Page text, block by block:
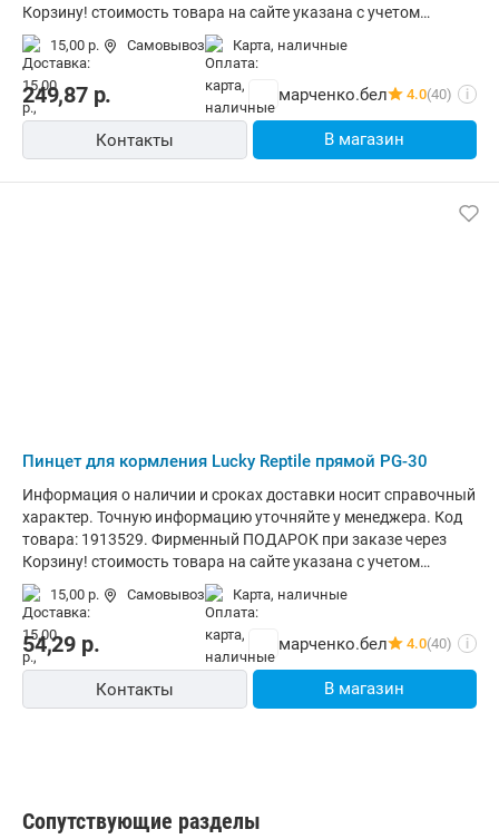
Корзину! стоимость товара на сайте указана с учетом
скидки.информация о наличии и сроках доставки носит
справочный характер.точную информацию уточняйте у
менеджера. Общая информация Складные щипцы для змей
Lucky Reptile - это высококачественный инструмент для
работы со змеями. Один конец имеет спусковую рукоятку
для удобства захвата человеком, а другой конец загнут,
15,00 р. Самовывоз карта, наличные
249,87р. марченко.бел 4.0(40) i
Контакты В магазин
Пинцет для кормления Lucky Reptile прямой PG-30
Информация о наличии и сроках доставки носит справочный
характер. Точную информацию уточняйте у менеджера. Код
товара: 1913529. Фирменный ПОДАРОК при заказе через
Корзину! стоимость товара на сайте указана с учетом
скидки.информация о наличии и сроках доставки носит
справочный характер.точную информацию уточняйте у
менеджера. Общая информация Основные Тип: пинцет для
кормления Материал: металл Цвет: красный Размеры и вес
Длина: 30 см
15,00 р. Самовывоз карта, наличные
54,29 р. марченко.бел 4.0(40) i
Контакты В магазин
Сопутствующие разделы